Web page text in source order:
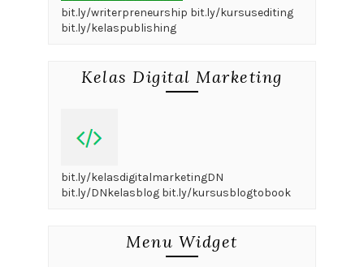
bit.ly/writerpreneurship bit.ly/kursusediting
bit.ly/kelaspublishing
Kelas Digital Marketing
bit.ly/kelasdigitalmarketingDN
bit.ly/DNkelasblog bit.ly/kursusblogtobook
Menu Widget